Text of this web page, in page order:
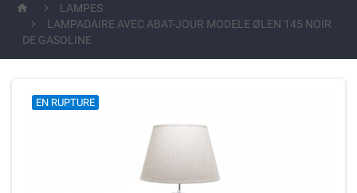
 
LAMPES

LAMPADAIRE AVEC ABAT-JOUR MODELE ØLEN 145 NOIR
DE GASOLINE
EN RUPTURE